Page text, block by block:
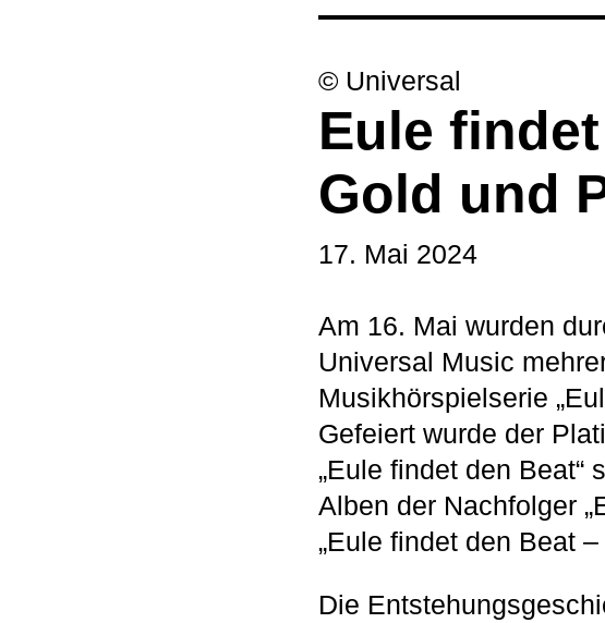
© Universal
Eule
Gold und
17. Mai 2024
Am 16. Mai wurden
Universal Music
Musikhörspielserie
Gefeiert wurde der
„Eule findet den Beat“
Alben der Nachfolger
„Eule findet den Beat –
Die